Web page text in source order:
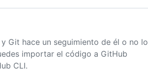
Git hace un seguimiento de él o no lo
importar el código a GitHub
CLI.